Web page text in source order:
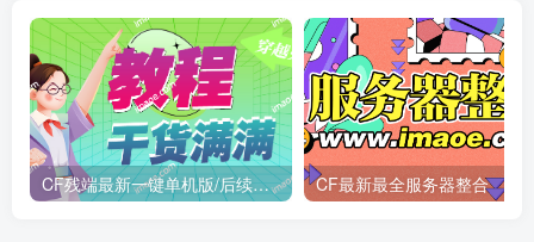
CF残端最新一键单机版/后续新装备版本第一时间更新 CF最新最全服务器整合